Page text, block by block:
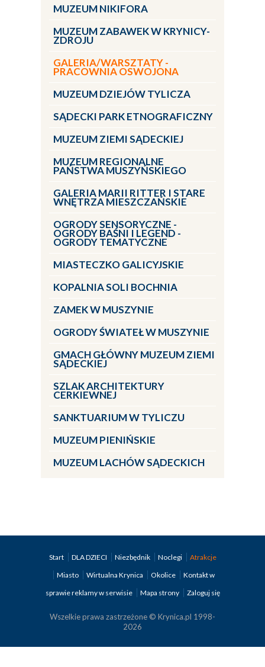
MUZEUM NIKIFORA
MUZEUM ZABAWEK W KRYNICY-
ZDROJU
GALERIA/WARSZTATY -
PRACOWNIA OSWOJONA
MUZEUM DZIEJÓW TYLICZA
SĄDECKI PARK ETNOGRAFICZNY
MUZEUM ZIEMI SĄDECKIEJ
MUZEUM REGIONALNE
PAŃSTWA MUSZYŃSKIEGO
GALERIA MARII RITTER I STARE
WNĘTRZA MIESZCZAŃSKIE
OGRODY SENSORYCZNE -
OGRODY BAŚNI I LEGEND -
OGRODY TEMATYCZNE
MIASTECZKO GALICYJSKIE
KOPALNIA SOLI BOCHNIA
ZAMEK W MUSZYNIE
OGRODY ŚWIATEŁ W MUSZYNIE
GMACH GŁÓWNY MUZEUM ZIEMI
SĄDECKIEJ
SZLAK ARCHITEKTURY
CERKIEWNEJ
SANKTUARIUM W TYLICZU
MUZEUM PIENIŃSKIE
MUZEUM LACHÓW SĄDECKICH
Start DLA DZIECI Niezbędnik Noclegi
Atrakcje
Miasto
Wirtualna Krynica Okolice
Kontakt w
sprawie reklamy w serwisie
Mapa strony Zaloguj się
Wszelkie prawa zastrzeżone © Krynica.pl 1998-
2026